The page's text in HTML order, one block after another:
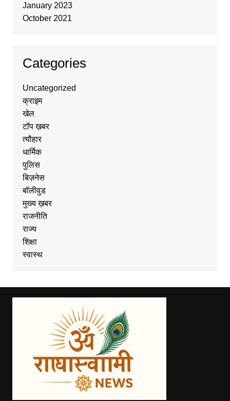
January 2023
October 2021
Categories
Uncategorized
क्राइम
खेल
टॉप ख़बर
त्यौहार
धार्मिक
पुलिस
बिज़नेस
बॉलीवुड
मुख्य ख़बर
राजनीति
राज्य
शिक्षा
स्वास्थ